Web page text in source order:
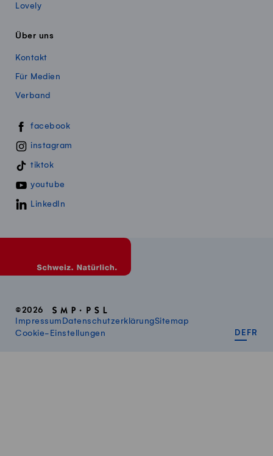
Lovely
Über uns
Kontakt
Für Medien
Verband
Swissmillk auf Social Media
facebook
instagram
tiktok
youtube
LinkedIn
©2026
Impressum DatenschutzerklärungSitemap
Cookie-Einstellungen
DE FR